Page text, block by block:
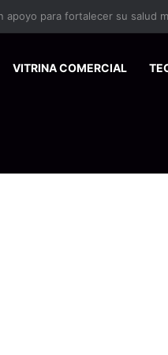
VITRINA COMERCIAL